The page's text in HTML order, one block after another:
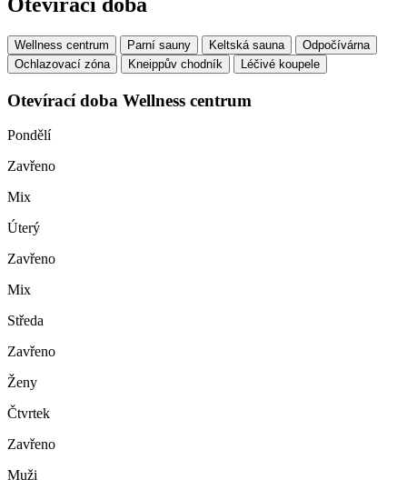
Wellness centrum Parní sauny Keltská sauna
Odpočívárna
Ochlazovací zóna
Kneippův chodník Léčivé koupele
Otevírací doba Wellness centrum
Pondělí
Zavřeno
Mix
Úterý
Zavřeno
Mix
Středa
Zavřeno
Ženy
Čtvrtek
Zavřeno
Muži